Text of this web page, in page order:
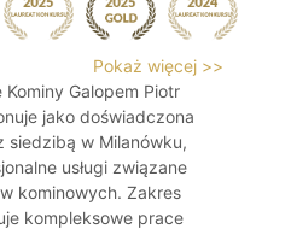
Pokaż więcej >>
Kominy Galopem Piotr
jako doświadczona
siedzibą w Milanówku,
usługi związane
kominowych. Zakres
kompleksowe prace